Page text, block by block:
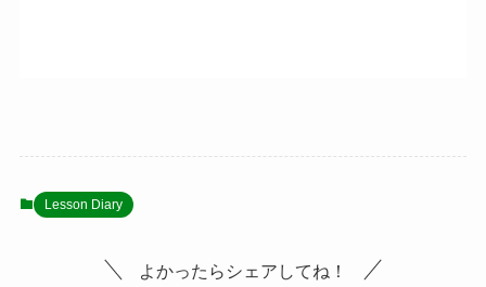
Lesson Diary
よかったらシェアしてね！